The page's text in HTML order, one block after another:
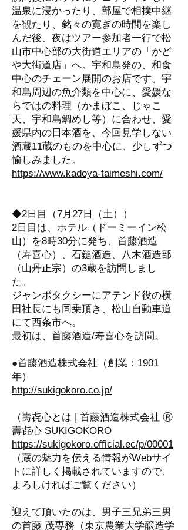
温泉に浸かったり、部屋で相撲中継
を観たり、銘々の寛ぎの時間を楽し
んだ後、夜はツアー参加者一行で松
山市中心部の大街道エリアの「かど
や大街道店」へ。宇和島発の、和食
中心のチェーン展開のお店です。宇
和島周辺の魚介類を中心に、愛媛な
らではの料理（かまぼこ、じゃこ
天、宇和島鯛めし等）に合わせ、愛
媛県内の日本酒を、今回見学しない
酒蔵11蔵のものを中心に、少しずつ
愉しみました。
https://www.kadoya-taimeshi.com/
◆2日目（7月27日（土））
2日目は、ホテル（ドーミーイン松
山）を8時30分に発ち、首藤酒造
（寿喜心）、石鎚酒造、八木酒造部
（山丹正宗）の3蔵を訪問しまし
た。
ジャンボタクシーにアテンド役の横
田社長にも同乗頂き、松山自動車道
にて西条市へ。
最初は、首藤酒造/寿喜心を訪問。
●首藤酒造株式会社（創業：1901
年）
http://sukigokoro.co.jp/
（壽㐂心とは | 首藤酒造株式会社 Ⓡ
壽㐂心 SUKIGOKORO
https://sukigokoro.official.ec/p/00001
（蔵の魅力を伝える情報がWebサイ
トに詳しく掲載されていますので、
よろしければご覧ください）
迎えて頂いたのは、男子三兄弟三男
の首藤 茂専務（東京農業大学醸造学